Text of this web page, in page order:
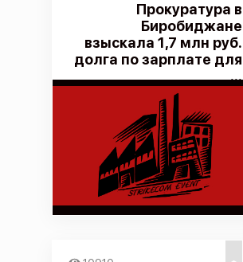
Прокуратура в
Биробиджане
взыскала 1,7 млн руб.
долга по зарплате для
...